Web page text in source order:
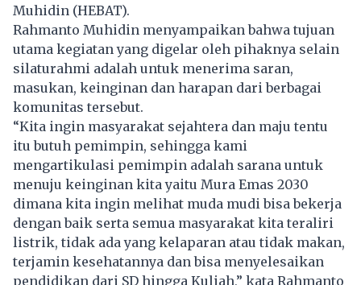
Muhidin (HEBAT).
Rahmanto Muhidin menyampaikan bahwa tujuan
utama kegiatan yang digelar oleh pihaknya selain
silaturahmi adalah untuk menerima saran,
masukan, keinginan dan harapan dari berbagai
komunitas tersebut.
“Kita ingin masyarakat sejahtera dan maju tentu
itu butuh pemimpin, sehingga kami
mengartikulasi pemimpin adalah sarana untuk
menuju keinginan kita yaitu Mura Emas 2030
dimana kita ingin melihat muda mudi bisa bekerja
dengan baik serta semua masyarakat kita teraliri
listrik, tidak ada yang kelaparan atau tidak makan,
terjamin kesehatannya dan bisa menyelesaikan
pendidikan dari SD hingga Kuliah,” kata Rahmanto